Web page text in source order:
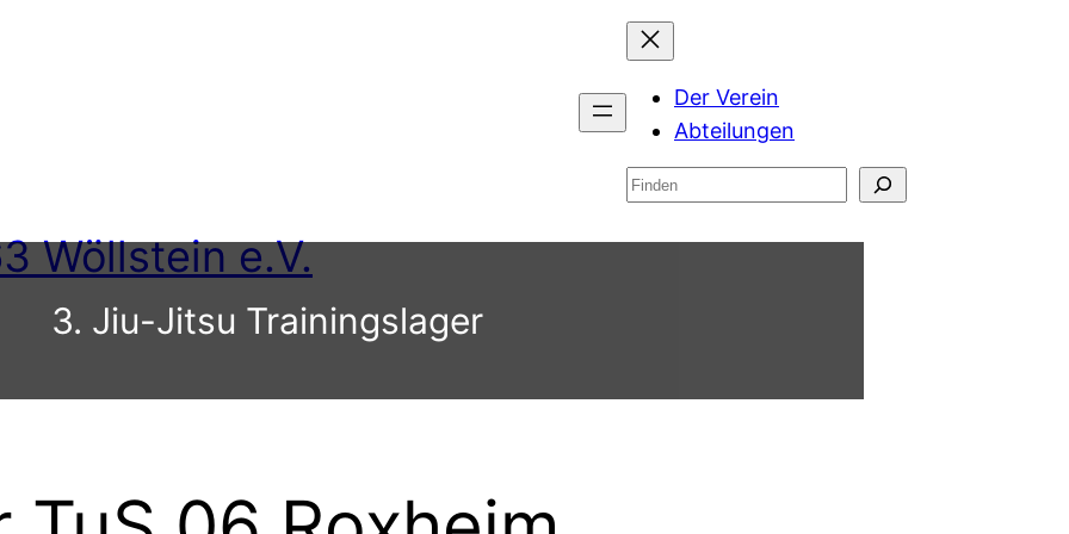
Der Verein
Abteilungen
Suchen
Wöllstein e.V.
3. Jiu-Jitsu Trainingslager